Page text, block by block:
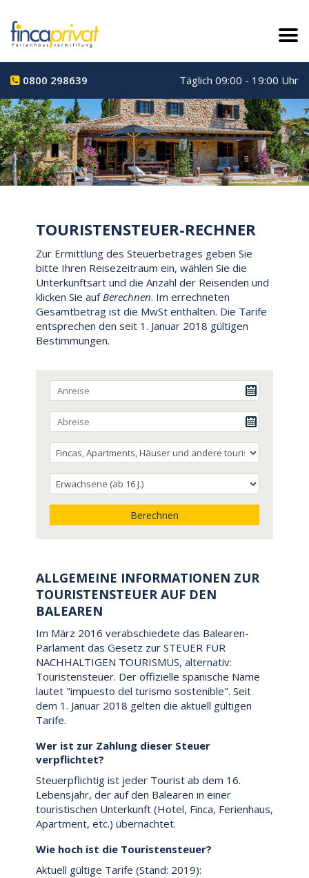
0800 298639 Täglich 09:00 - 19:00 Uhr
TOURISTENSTEUER-RECHNER
Zur Ermittlung des Steuerbetrages geben Sie
bitte Ihren Reisezeitraum ein, wählen Sie die
Unterkunftsart und die Anzahl der Reisenden und
klicken Sie aufBerechnen. Im errechneten
Gesamtbetrag ist die MwSt enthalten. Die Tarife
entsprechen den seit 1. Januar 2018 gültigen
Bestimmungen.
Berechnen
ALLGEMEINE INFORMATIONEN ZUR
TOURISTENSTEUER AUF DEN
BALEAREN
Im März 2016 verabschiedete das Balearen-
Parlament das Gesetz zur STEUER FÜR
NACHHALTIGEN TOURISMUS, alternativ:
Touristensteuer. Der offizielle spanische Name
lautet "impuesto del turismo sostenible". Seit
dem 1. Januar 2018 gelten die aktuell gültigen
Tarife.
Wer ist zur Zahlung dieser Steuer
verpflichtet?
Steuerpflichtig ist jeder Tourist ab dem 16.
Lebensjahr, der auf den Balearen in einer
touristischen Unterkunft (Hotel, Finca, Ferienhaus,
Apartment, etc.) übernachtet.
Wie hoch ist die Touristensteuer?
Aktuell gültige Tarife (Stand: 2019):